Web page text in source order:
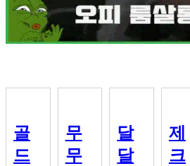
골
드
무
무
달
달
제
크